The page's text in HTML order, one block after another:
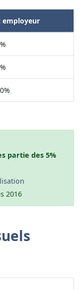
employeur
partie des 5%
2016